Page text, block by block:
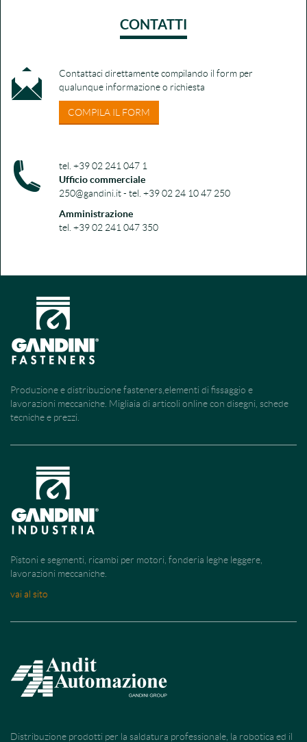
CONTATTI
Contattaci direttamente compilando il form per
qualunque informazione o richiesta
COMPILA IL FORM
tel. +39 02 241 047 1
Ufficio commerciale
250@gandini.it - tel. +39 02 24 10 47 250
Amministrazione
tel. +39 02 241 047 350
Produzione e distribuzione fasteners,elementi di fissaggio e
lavorazioni meccaniche. Migliaia di articoli online con disegni, schede
tecniche e prezzi.
Pistoni e segmenti, ricambi per motori, fonderia leghe leggere,
lavorazioni meccaniche.
vai al sito
Distribuzione prodotti per la saldatura professionale, la robotica ed il